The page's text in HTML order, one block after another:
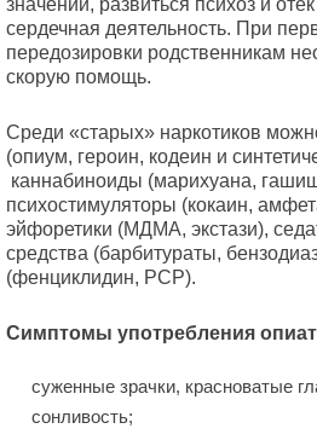
значений, развиться психоз и
сердечная деятельность. При
передозировки родственникам
скорую помощь.
Среди «старых» наркотиков
(опиум, героин, кодеин и
каннабиноиды (марихуана,
психостимуляторы (кокаин,
эйфоретики (МДМА, экстази),
средства (барбитураты,
(фенциклидин, PCP).
Симптомы употребления
суженные зрачки, красноватые
сонливость;